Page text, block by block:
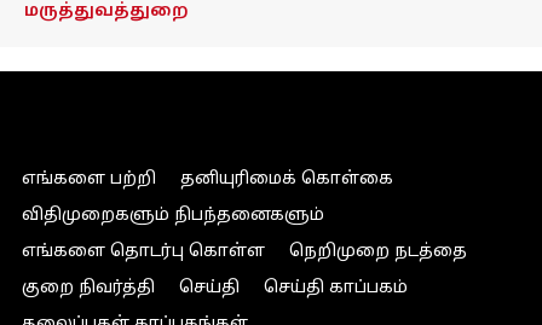
மருத்துவத்துறை
எங்களை பற்றி
தனியுரிமைக் கொள்கை
விதிமுறைகளும் நிபந்தனைகளும்
எங்களை தொடர்பு கொள்ள
நெறிமுறை நடத்தை
குறை நிவர்த்தி
செய்தி
செய்தி காப்பகம்